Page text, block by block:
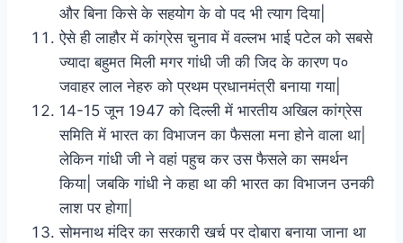
और बिना किसे के सहयोग के वो पद भी त्याग दिया|
ऐसे ही लाहौर में कांग्रेस चुनाव में वल्लभ भाई पटेल को सबसे
ज्यादा बहुमत मिली मगर गांधी जी की जिद के कारण प०
जवाहर लाल नेहरु को प्रथम प्रधानमंत्री बनाया गया|
14-15 जून 1947 को दिल्ली में भारतीय अखिल कांग्रेस
समिति में भारत का विभाजन का फैसला मना होने वाला था|
लेकिन गांधी जी ने वहां पहुच कर उस फैसले का समर्थन
किया| जबकि गांधी ने कहा था की भारत का विभाजन उनकी
लाश पर होगा|
सोमनाथ मंदिर का सरकारी खर्च पर दोबारा बनाया जाना था